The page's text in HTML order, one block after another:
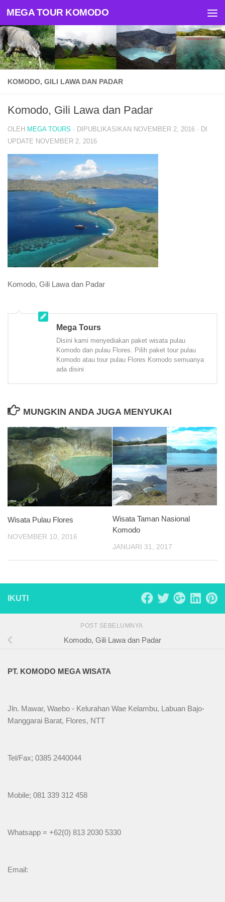
Skip to content
MEGA TOUR KOMODO
KOMODO, GILI LAWA DAN PADAR
Komodo, Gili Lawa dan Padar
OLEH MEGA TOURS · DIPUBLIKASIKAN NOVEMBER 2, 2016 · DI
UPDATE NOVEMBER 2, 2016
Komodo, Gili Lawa dan Padar
Mega Tours
Disini kami menyediakan paket wisata pulau
Komodo dan pulau Flores. Pilih paket tour pulau
Komodo atau tour pulau Flores Komodo semuanya
ada disini
MUNGKIN ANDA JUGA MENYUKAI
Wisata Pulau Flores
NOVEMBER 10, 2016
Wisata Taman Nasional
Komodo
JANUARI 31, 2017
IKUTI
POST SEBELUMNYA
Komodo, Gili Lawa dan Padar
PT. KOMODO MEGA WISATA
Jln. Mawar, Waebo - Kelurahan Wae Kelambu, Labuan Bajo-
Manggarai Barat, Flores, NTT
Tel/Fax; 0385 2440044
Mobile; 081 339 312 458
Whatsapp = +62(0) 813 2030 5330
Email: